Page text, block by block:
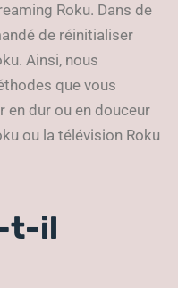
Roku. Dans de
de réinitialiser
Ainsi, nous
que vous
en dur ou en douceur
ou la télévision Roku
t-il